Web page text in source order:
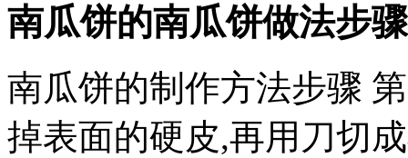
南瓜饼的南瓜饼做法步
南瓜饼的制作方法步骤
掉表面的硬皮,再用刀切